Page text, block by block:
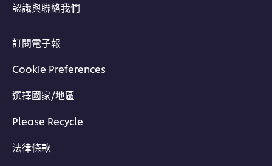
認識與聯絡我們
訂閱電子報
Cookie Preferences
選擇國家/地區
Please Recycle
法律條款